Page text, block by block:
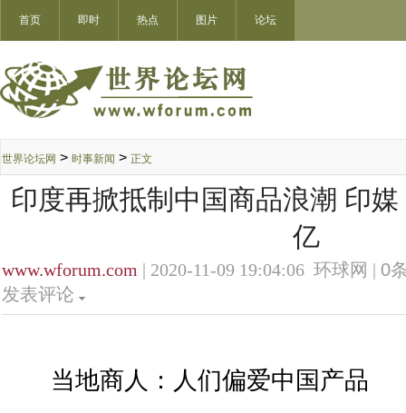
首页 即时 热点 图片 论坛
世界论坛网 > 时事新闻 > 正文
印度再掀抵制中国商品浪潮 印
亿
www.wforum.com | 2020-11-09 19:04:06 环球网 | 0
发表评论
当地商人：人们偏爱中国产品